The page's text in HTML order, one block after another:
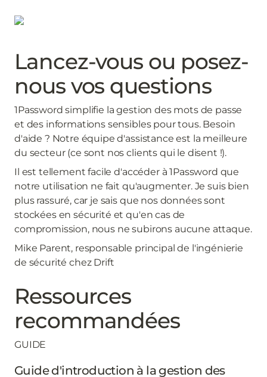
Lancez-vous ou posez-
nous vos questions
1Password simplifie la gestion des mots de passe
et des informations sensibles pour tous. Besoin
d'aide ? Notre équipe d'assistance est la meilleure
du secteur (ce sont nos clients qui le disent !).
Il est tellement facile d'accéder à 1Password que
notre utilisation ne fait qu'augmenter. Je suis bien
plus rassuré, car je sais que nos données sont
stockées en sécurité et qu'en cas de
compromission, nous ne subirons aucune attaque.
Mike Parent, responsable principal de l'ingénierie
de sécurité chez Drift
Ressources
recommandées
GUIDE
Guide d'introduction à la gestion des